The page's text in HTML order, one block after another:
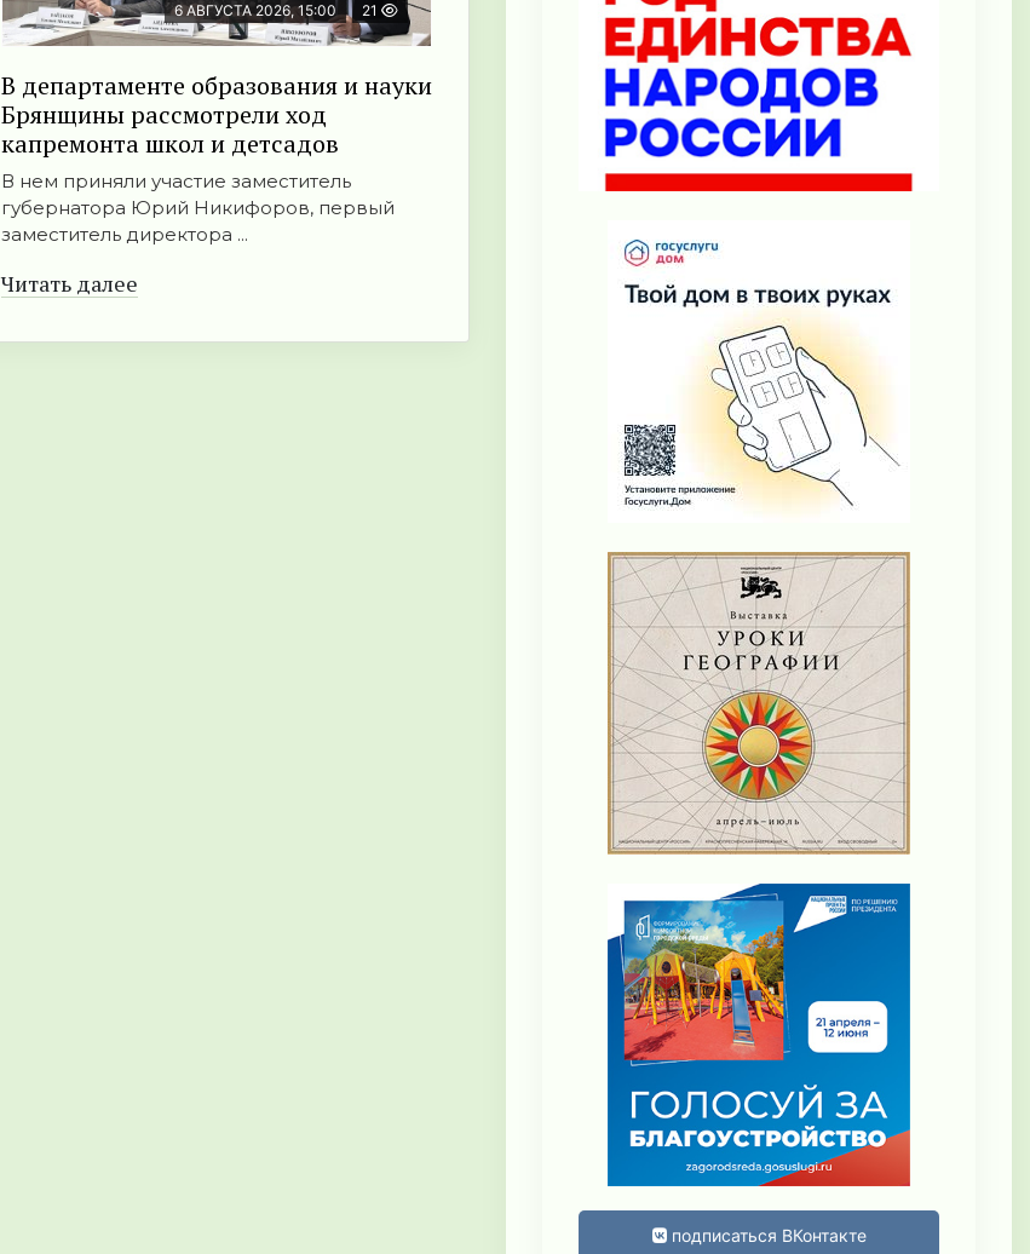
6 АВГУСТА 2026, 15:00 21
В департаменте образования и науки
Брянщины рассмотрели ход
капремонта школ и детсадов
В нем приняли участие заместитель
губернатора Юрий Никифоров, первый
заместитель директора ...
Читать далее
подписаться ВКонтакте